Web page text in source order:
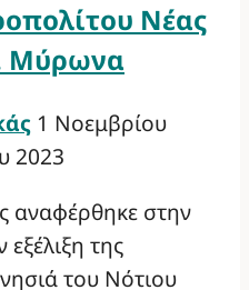
Νέας
Μύρωνα
1 Νοεμβρίου
2023
αναφέρθηκε στην
της
του Νότιου